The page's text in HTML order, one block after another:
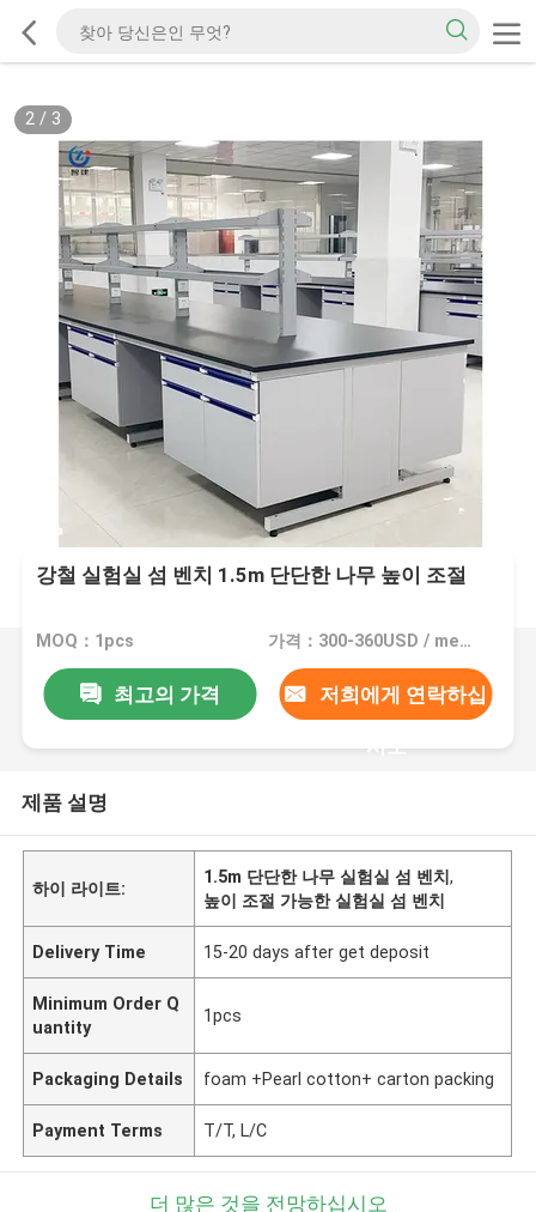
2/ 3
강철 실험실 섬 벤치 1.5m 단단한 나무 높이 조절
MOQ：1pcs 가격：300-360USD / meter
최고의 가격 저희에게 연락하십
시오
제품 설명
하이 라이트:
1.5m 단단한 나무 실험실 섬 벤치,
높이 조절 가능한 실험실 섬 벤치
Delivery Time 15-20 days after get deposit
Minimum Order Q
uantity
1pcs
Packaging Details foam +Pearl cotton+ carton packing
Payment Terms T/T, L/C
더 많은 것을 전망하십시오